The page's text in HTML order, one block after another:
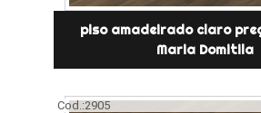
piso amadeirado claro
Maria Domitila
Cod.:2905